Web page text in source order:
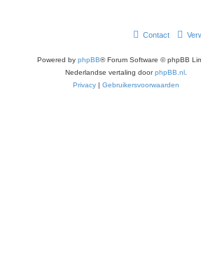
Contact
Powered by phpBB® Forum Software © phpBB
Nederlandse vertaling doorphpBB.nl.
Privacy| Gebruikersvoorwaarden